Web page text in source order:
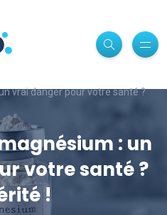
vrai danger pour votre santé ?
: un
votre santé ?
!